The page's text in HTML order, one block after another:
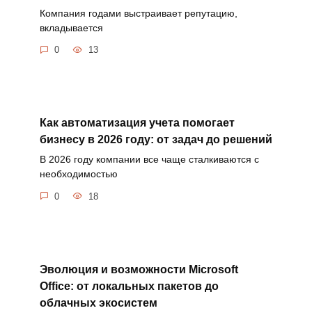
Компания годами выстраивает репутацию,
вкладывается
0 13
Как автоматизация учета помогает
бизнесу в 2026 году: от задач до решений
В 2026 году компании все чаще сталкиваются с
необходимостью
0 18
Эволюция и возможности Microsoft
Office: от локальных пакетов до
облачных экосистем